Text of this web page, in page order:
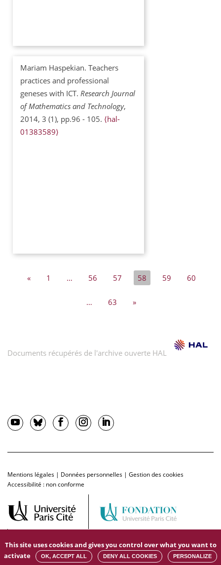
Mariam Haspekian. Teachers
practices and professional
geneses with ICT. Research Journal
of Mathematics and Technology,
2014, 3 (1), pp.96 - 105. ⟨hal-
01383589⟩
« 1 … 56 57 58 59 60
… 63 »
Documents récupérés de l'archive ouverte HAL
Mentions légales | Données personnelles | Gestion des cookies
Accessibilité : non conforme
This site uses cookies and gives you control over what you want to
activate
OK, ACCEPT ALL DENY ALL COOKIES PERSONALIZE